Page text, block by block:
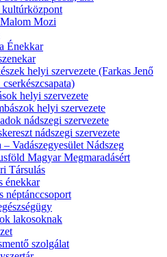
Mozi
Énekkar
helyi szervezete (Farkas Jenő
cserkészcsapata)
helyi szervezete
helyi szervezete
nádszegi szervezete
nádszegi szervezete
– Vadászegyesület Nádszeg
Magyar Megmaradásért
Társulás
énekkar
néptánccsoport
lakosoknak
szolgálat